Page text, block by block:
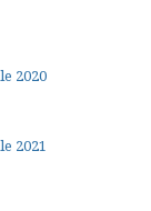
2020
2021